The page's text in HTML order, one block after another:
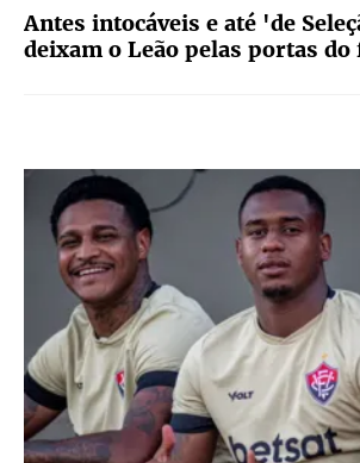
Antes intocáveis e até 'de
deixam o Leão pelas portas do